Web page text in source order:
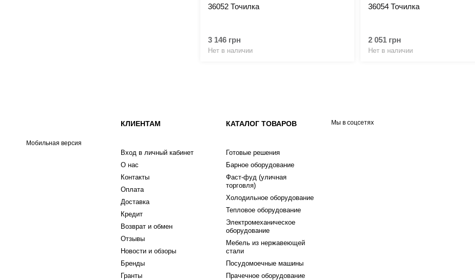
36052 Точилка
3 146 грн
Нет в наличии
36054 Точилка
2 051 грн
Нет в наличии
Мобильная версия
КЛИЕНТАМ
Вход в личный кабинет
О нас
Контакты
Оплата
Доставка
Кредит
Возврат и обмен
Отзывы
Новости и обзоры
Бренды
Гранты
КАТАЛОГ ТОВАРОВ
Готовые решения
Барное оборудование
Фаст-фуд (уличная
торговля)
Холодильное оборудование
Тепловое оборудование
Электромеханическое
оборудование
Мебель из нержавеющей
стали
Посудомоечные машины
Прачечное оборудование
Мы в соцсетях